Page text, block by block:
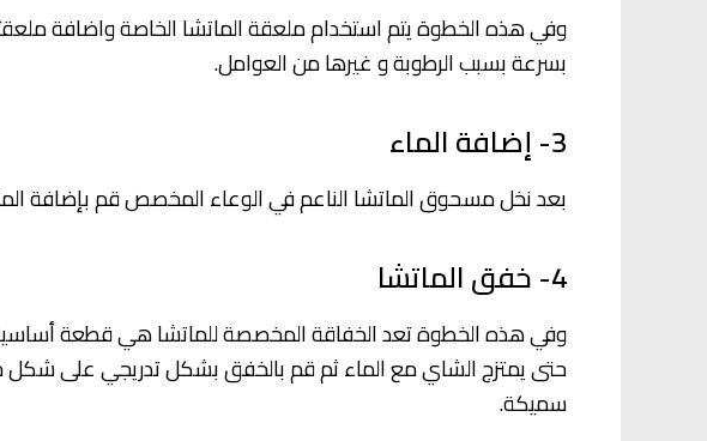
وفي هذه الخطوة يتم استخدام ملعقة الماتشا الخاصة واضافة
بسرعة بسبب الرطوبة و غيرها من العوامل.
3- إضافة الماء
بعد نخل مسحوق الماتشا الناعم في الوعاء المخصص قم بإضافة
4- خفق الماتشا
وفي هذه الخطوة تعد الخفاقة المخصصة للماتشا هي قطعة
سميكة.